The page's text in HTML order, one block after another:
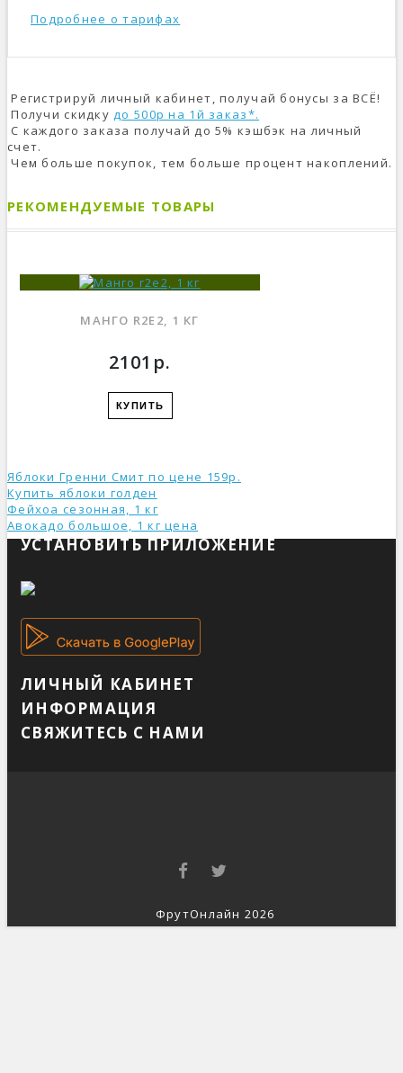
Подробнее о тарифах
Регистрируй личный кабинет, получай бонусы за ВСЁ!
Получи скидкудо 500р на 1й заказ*.
С каждого заказа получай до 5% кэшбэк на личный
счет.
Чем больше покупок, тем больше процент накоплений.
РЕКОМЕНДУЕМЫЕ ТОВАРЫ
МАНГО R2E2, 1 КГ
2101р.
КУПИТЬ
Яблоки Гренни Смит по цене 159р.
Купить яблоки голден
Фейхоа сезонная, 1 кг
Авокадо большое, 1 кг ценa
УСТАНОВИТЬ ПРИЛОЖЕНИЕ
ЛИЧНЫЙ КАБИНЕТ
ИНФОРМАЦИЯ
СВЯЖИТЕСЬ С НАМИ
ФрутОнлайн 2026